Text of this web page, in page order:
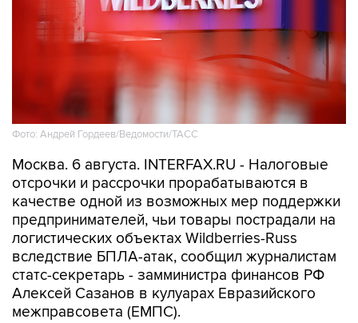
Фото: Андрей Гордеев/Ведомости/ТАСС
Москва. 6 августа. INTERFAX.RU - Налоговые
отсрочки и рассрочки прорабатываются в
качестве одной из возможных мер поддержки
предпринимателей, чьи товары пострадали на
логистических объектах Wildberries-Russ
вследствие БПЛА-атак, сообщил журналистам
статс-секретарь - замминистра финансов РФ
Алексей Сазанов в кулуарах Евразийского
межправсовета (ЕМПС).